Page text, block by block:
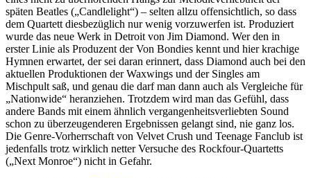
späten Beatles („Candlelight“) – selten allzu offensichtlich, so dass
dem Quartett diesbezüglich nur wenig vorzuwerfen ist. Produziert
wurde das neue Werk in Detroit von Jim Diamond. Wer den in
erster Linie als Produzent der Von Bondies kennt und hier krachige
Hymnen erwartet, der sei daran erinnert, dass Diamond auch bei den
aktuellen Produktionen der Waxwings und der Singles am
Mischpult saß, und genau die darf man dann auch als Vergleiche für
„Nationwide“ heranziehen. Trotzdem wird man das Gefühl, dass
andere Bands mit einem ähnlich vergangenheitsverliebten Sound
schon zu überzeugenderen Ergebnissen gelangt sind, nie ganz los.
Die Genre-Vorherrschaft von Velvet Crush und Teenage Fanclub ist
jedenfalls trotz wirklich netter Versuche des Rockfour-Quartetts
(„Next Monroe“) nicht in Gefahr.